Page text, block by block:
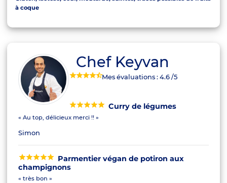
à coque
Chef Keyvan
Mes évaluations :4.6/5
Curry de légumes
« Au top, délicieux merci !! »
Simon
Parmentier végan de potiron aux
champignons
« très bon »